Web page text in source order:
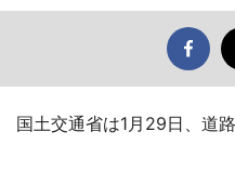
国土交通省は1月29日、道